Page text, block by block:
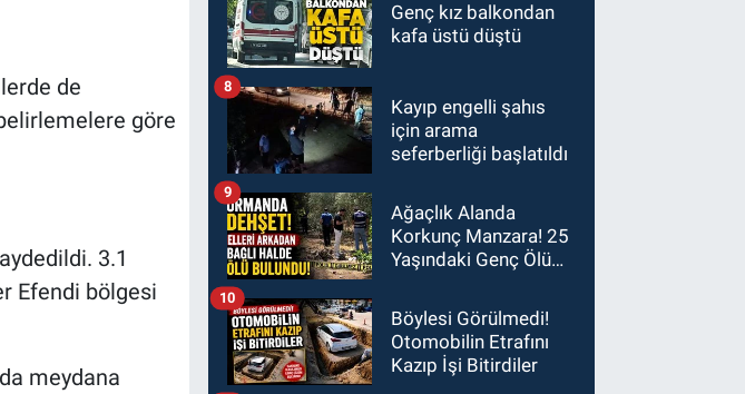
de
göre
3.1
Efendi bölgesi
meydana
Genç kız balkondan
kafa üstü düştü
Kayıp engelli şahıs
için arama
seferberliği başlatıldı
8
Ağaçlık Alanda
Korkunç Manzara! 25
Yaşındaki Genç Ölü
9
Böylesi Görülmedi!
Otomobilin Etrafını
Kazıp İşi Bitirdiler
10